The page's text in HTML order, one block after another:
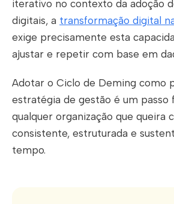
iterativo no contexto da adoção
digitais, a transformação digital
exige precisamente esta
ajustar e repetir com base em
Adotar o Ciclo de Deming como
estratégia de gestão é um passo
qualquer organização que queira
consistente, estruturada e
tempo.